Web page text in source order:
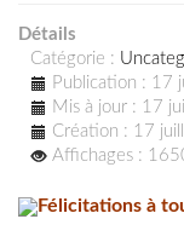
Détails
Catégorie :
Publication : 17
Mis à jour : 17
Création : 17
Affichages :
Félicitations à